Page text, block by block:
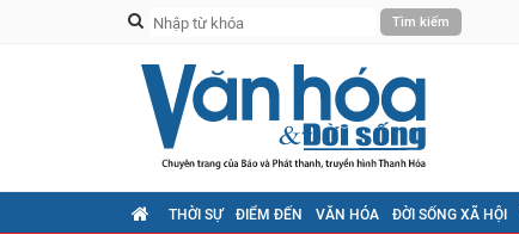
THỜI SỰ ĐIỂM ĐẾN VĂN HÓA ĐỜI SỐNG XÃ HỘI